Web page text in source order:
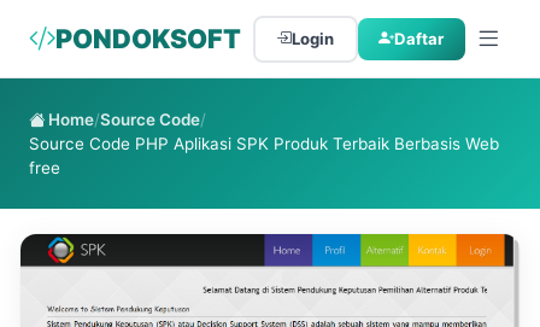
PONDOKSOFT Login Daftar
Home/Source Code/
Source Code PHP Aplikasi SPK Produk Terbaik Berbasis Web
free